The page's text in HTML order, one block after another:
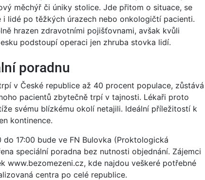
měchýř či úniky stolice. Jde přitom o situace, se
lidé po těžkých úrazech nebo onkologičtí pacienti.
hrazen zdravotními pojišťovnami, avšak kvůli
podstoupí operaci jen zhruba stovka lidí.
poradnu
v České republice až 40 procent populace, zůstává
pacientů zbytečně trpí v tajnosti. Lékaři proto
svému blízkému okolí netajili. Ideální příležitostí k
kontinence.
17:00 bude ve FN Bulovka (Proktologická
speciální poradna bez nutnosti objednání. Zájemci
www.bezomezeni.cz, kde najdou veškeré potřebné
centra po celé republice.